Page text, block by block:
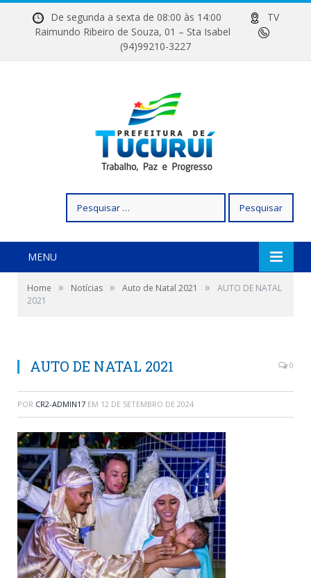
De segunda a sexta de 08:00 às 14:00
TV
Raimundo Ribeiro de Souza, 01 – Sta Isabel
(94)99210-3227
por:
MENU
Home » Notícias » Auto de Natal 2021 »
AUTO DE NATAL
2021
AUTO DE NATAL 2021 0
POR CR2-ADMIN17 EM 12 DE SETEMBRO DE 2024